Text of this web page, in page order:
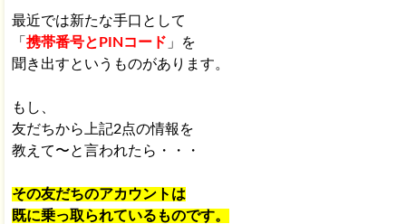
最近では新たな手口として
「 携帯番号とPINコード 」を
聞き出すというものがあります。
もし、
友だちから上記2点の情報を
教えて〜と言われたら・・・
その友だちのアカウントは
既に乗っ取られているものです。